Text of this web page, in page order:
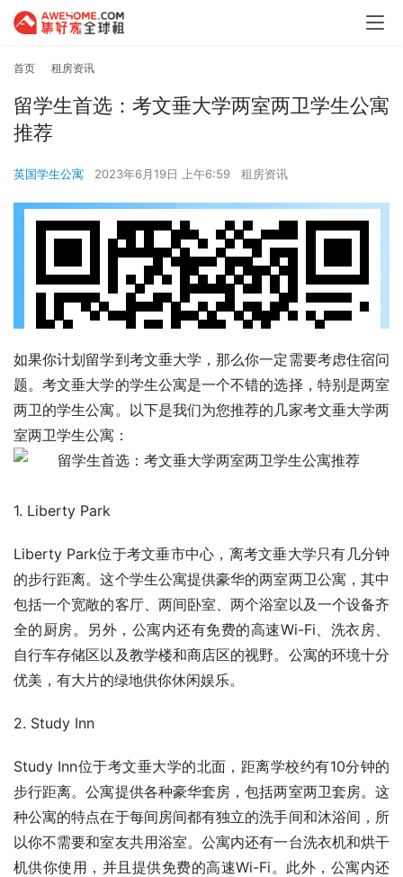
首页 租房资讯
留学生首选：考文垂大学两室两卫学生公寓
推荐
英国学生公寓 2023年6月19日 上午6:59 租房资讯
如果你计划留学到考文垂大学，那么你一定需要考虑住宿问
题。考文垂大学的学生公寓是一个不错的选择，特别是两室
两卫的学生公寓。以下是我们为您推荐的几家考文垂大学两
室两卫学生公寓：
1. Liberty Park
Liberty Park位于考文垂市中心，离考文垂大学只有几分钟
的步行距离。这个学生公寓提供豪华的两室两卫公寓，其中
包括一个宽敞的客厅、两间卧室、两个浴室以及一个设备齐
全的厨房。另外，公寓内还有免费的高速Wi-Fi、洗衣房、
自行车存储区以及教学楼和商店区的视野。公寓的环境十分
优美，有大片的绿地供你休闲娱乐。
2. Study Inn
Study Inn位于考文垂大学的北面，距离学校约有10分钟的
步行距离。公寓提供各种豪华套房，包括两室两卫套房。这
种公寓的特点在于每间房间都有独立的洗手间和沐浴间，所
以你不需要和室友共用浴室。公寓内还有一台洗衣机和烘干
机供你使用，并且提供免费的高速Wi-Fi。此外，公寓内还